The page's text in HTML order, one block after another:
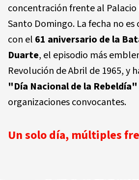
concentración frente al
Santo Domingo. La fecha no es
con el 61 aniversario de la
Duarte, el episodio más
Revolución de Abril de 1965, y
"Día Nacional de la Rebeldía"
organizaciones convocantes.
Un solo día, múltiples